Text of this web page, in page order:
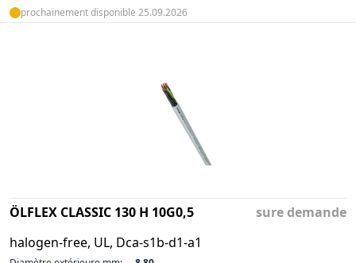
prochainement disponible 25.09.2026
ÖLFLEX CLASSIC 130 H 10G0,5
halogen-free, UL, Dca-s1b-d1-a1
sure demande